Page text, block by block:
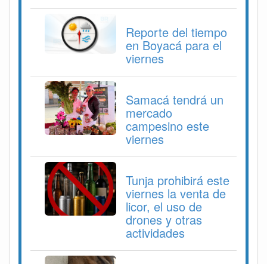
Reporte del tiempo
en Boyacá para el
viernes
Samacá tendrá un
mercado
campesino este
viernes
Tunja prohibirá este
viernes la venta de
licor, el uso de
drones y otras
actividades